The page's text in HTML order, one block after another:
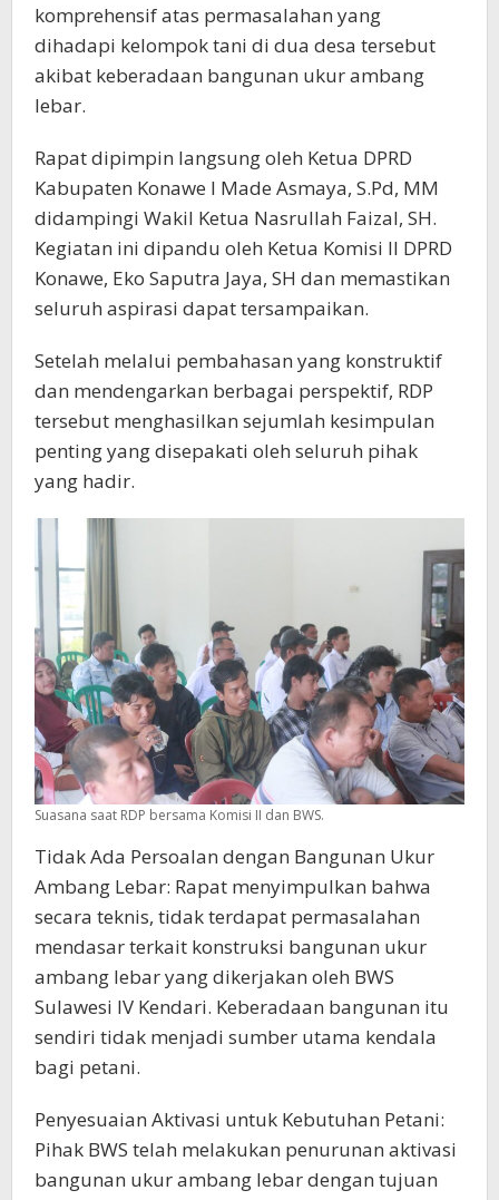
komprehensif atas permasalahan yang
dihadapi kelompok tani di dua desa tersebut
akibat keberadaan bangunan ukur ambang
lebar.
Rapat dipimpin langsung oleh Ketua DPRD
Kabupaten Konawe I Made Asmaya, S.Pd, MM
didampingi Wakil Ketua Nasrullah Faizal, SH.
Kegiatan ini dipandu oleh Ketua Komisi II DPRD
Konawe, Eko Saputra Jaya, SH dan memastikan
seluruh aspirasi dapat tersampaikan.
Setelah melalui pembahasan yang konstruktif
dan mendengarkan berbagai perspektif, RDP
tersebut menghasilkan sejumlah kesimpulan
penting yang disepakati oleh seluruh pihak
yang hadir.
Suasana saat RDP bersama Komisi II dan BWS.
Tidak Ada Persoalan dengan Bangunan Ukur
Ambang Lebar: Rapat menyimpulkan bahwa
secara teknis, tidak terdapat permasalahan
mendasar terkait konstruksi bangunan ukur
ambang lebar yang dikerjakan oleh BWS
Sulawesi IV Kendari. Keberadaan bangunan itu
sendiri tidak menjadi sumber utama kendala
bagi petani.
Penyesuaian Aktivasi untuk Kebutuhan Petani:
Pihak BWS telah melakukan penurunan aktivasi
bangunan ukur ambang lebar dengan tujuan